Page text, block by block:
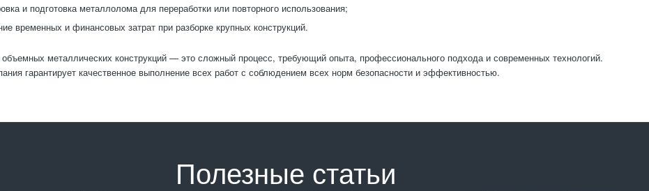
и подготовка металлолома для переработки или повторного использования;
временных и финансовых затрат при разборке крупных конструкций.
металлических конструкций — это сложный процесс, требующий опыта, профессионального подхода и современных технологий.
гарантирует качественное выполнение всех работ с соблюдением всех норм безопасности и эффективностью.
Полезные статьи